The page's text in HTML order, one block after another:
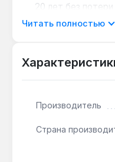
20 лет без потери
Как выбрать
нагревается и
боковое
домах и частных
Монтаж без
Читать полностью
Производитель
Страна